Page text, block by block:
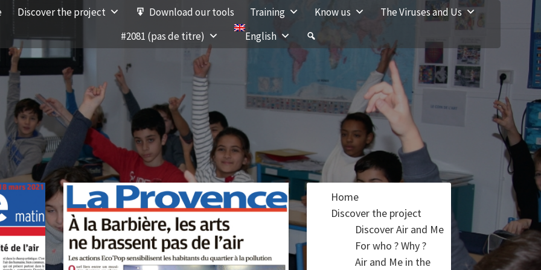
Discover the project Download our tools Training Know us
The Viruses and Us
#2081 (pas de titre)
English
Home
Discover the project
Discover Air and Me
For who ? Why ?
Air and Me in the